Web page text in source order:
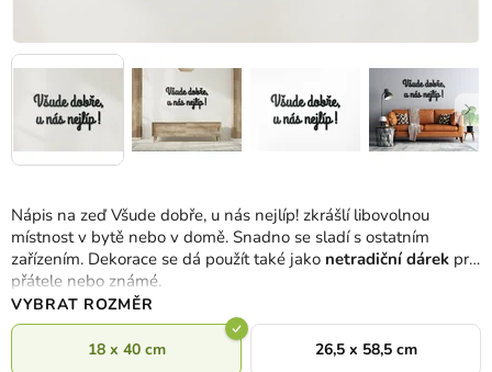
Nápis na zeď Všude dobře, u nás nejlíp! zkrášlí libovolnou
místnost v bytě nebo v domě. Snadno se sladí s ostatním
zařízením. Dekorace se dá použít také jako netradiční dárek pro
přátele nebo známé.
VYBRAT ROZMĚR
18 x 40 cm 26,5 x 58,5 cm